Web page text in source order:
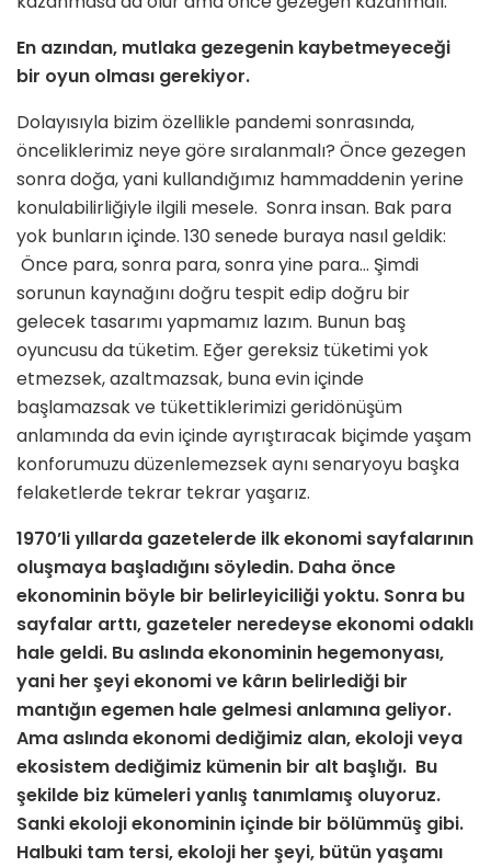
En azından, mutlaka gezegenin kaybetmeyeceği
bir oyun olması gerekiyor.
Dolayısıyla bizim özellikle pandemi sonrasında,
önceliklerimiz neye göre sıralanmalı? Önce gezegen
sonra doğa, yani kullandığımız hammaddenin yerine
konulabilirliğiyle ilgili mesele. Sonra insan. Bak para
yok bunların içinde. 130 senede buraya nasıl geldik:
Önce para, sonra para, sonra yine para… Şimdi
sorunun kaynağını doğru tespit edip doğru bir
gelecek tasarımı yapmamız lazım. Bunun baş
oyuncusu da tüketim. Eğer gereksiz tüketimi yok
etmezsek, azaltmazsak, buna evin içinde
başlamazsak ve tükettiklerimizi geridönüşüm
anlamında da evin içinde ayrıştıracak biçimde yaşam
konforumuzu düzenlemezsek aynı senaryoyu başka
felaketlerde tekrar tekrar yaşarız.
1970’li yıllarda gazetelerde ilk ekonomi sayfalarının
oluşmaya başladığını söyledin. Daha önce
ekonominin böyle bir belirleyiciliği yoktu. Sonra bu
sayfalar arttı, gazeteler neredeyse ekonomi odaklı
hale geldi. Bu aslında ekonominin hegemonyası,
yani her şeyi ekonomi ve kârın belirlediği bir
mantığın egemen hale gelmesi anlamına geliyor.
Ama aslında ekonomi dediğimiz alan, ekoloji veya
ekosistem dediğimiz kümenin bir alt başlığı. Bu
şekilde biz kümeleri yanlış tanımlamış oluyoruz.
Sanki ekoloji ekonominin içinde bir bölümmüş gibi.
Halbuki tam tersi, ekoloji her şeyi, bütün yaşamı